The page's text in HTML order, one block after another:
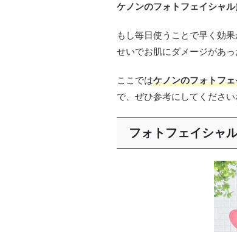
ケノンのフォトフェイシャル
もし毎日使うことで早く効
せいでお肌にダメージがあ
ここではケノンのフォトフ
で、ぜひ参考にしてください
フォトフェイシャ